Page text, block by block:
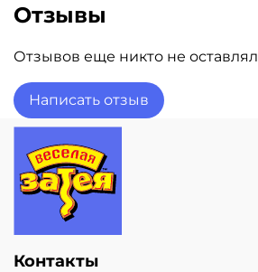
Отзывы
Отзывов еще никто не оставлял
Написать отзыв
Контакты